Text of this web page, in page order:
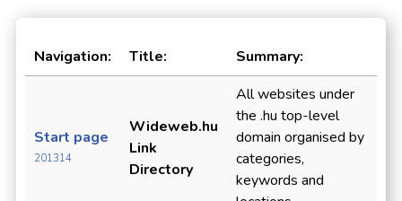
Navigation: Title: Summary:
Start page
201314
Wideweb.hu
Link
Directory
All websites under
the .hu top-level
domain organised by
categories,
keywords and